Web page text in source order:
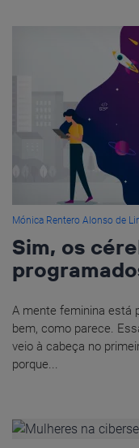
Mónica Rentero Alonso de
Sim, os
A mente feminina está
bem, como parece.
veio à cabeça no
porque...